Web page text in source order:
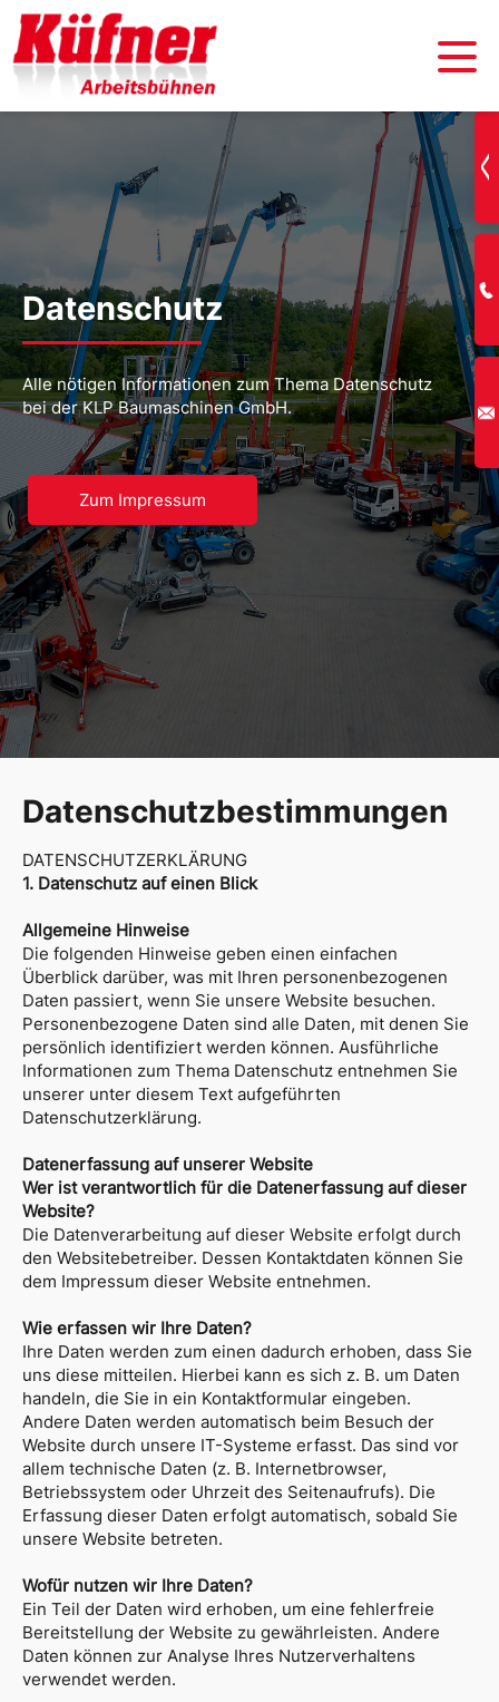
Datenschutz
Alle nötigen Informationen zum Thema Datenschutz
bei der KLP Baumaschinen GmbH.
Zum Impressum
Datenschutzbestimmungen
DATENSCHUTZ­ERKLÄRUNG
1. Datenschutz auf einen Blick
Allgemeine Hinweise
Die folgenden Hinweise geben einen einfachen
Überblick darüber, was mit Ihren personenbezogenen
Daten passiert, wenn Sie unsere Website besuchen.
Personenbezogene Daten sind alle Daten, mit denen Sie
persönlich identifiziert werden können. Ausführliche
Informationen zum Thema Datenschutz entnehmen Sie
unserer unter diesem Text aufgeführten
Datenschutzerklärung.
Datenerfassung auf unserer Website
Wer ist verantwortlich für die Datenerfassung auf dieser
Website?
Die Datenverarbeitung auf dieser Website erfolgt durch
den Websitebetreiber. Dessen Kontaktdaten können Sie
dem Impressum dieser Website entnehmen.
Wie erfassen wir Ihre Daten?
Ihre Daten werden zum einen dadurch erhoben, dass Sie
uns diese mitteilen. Hierbei kann es sich z. B. um Daten
handeln, die Sie in ein Kontaktformular eingeben.
Andere Daten werden automatisch beim Besuch der
Website durch unsere IT-Systeme erfasst. Das sind vor
allem technische Daten (z. B. Internetbrowser,
Betriebssystem oder Uhrzeit des Seitenaufrufs). Die
Erfassung dieser Daten erfolgt automatisch, sobald Sie
unsere Website betreten.
Wofür nutzen wir Ihre Daten?
Ein Teil der Daten wird erhoben, um eine fehlerfreie
Bereitstellung der Website zu gewährleisten. Andere
Daten können zur Analyse Ihres Nutzerverhaltens
verwendet werden.